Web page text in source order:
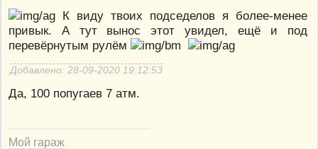
К виду твоих подседелов я более-менее
привык. А тут вынос этот увидел, ещё и под
перевёрнутым рулём
Добавлено: 28-09-2020 19:12:53
Да, 100 попугаев 7 атм.
Мой гараж